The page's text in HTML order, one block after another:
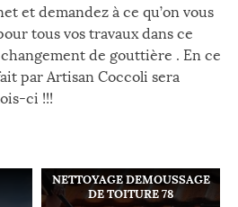
et demandez à ce qu’on vous
tous vos travaux dans ce
de gouttière . En ce
par Artisan Coccoli sera
ci !!!
NETTOYAGE DEMOUSSAGE
DE TOITURE 78